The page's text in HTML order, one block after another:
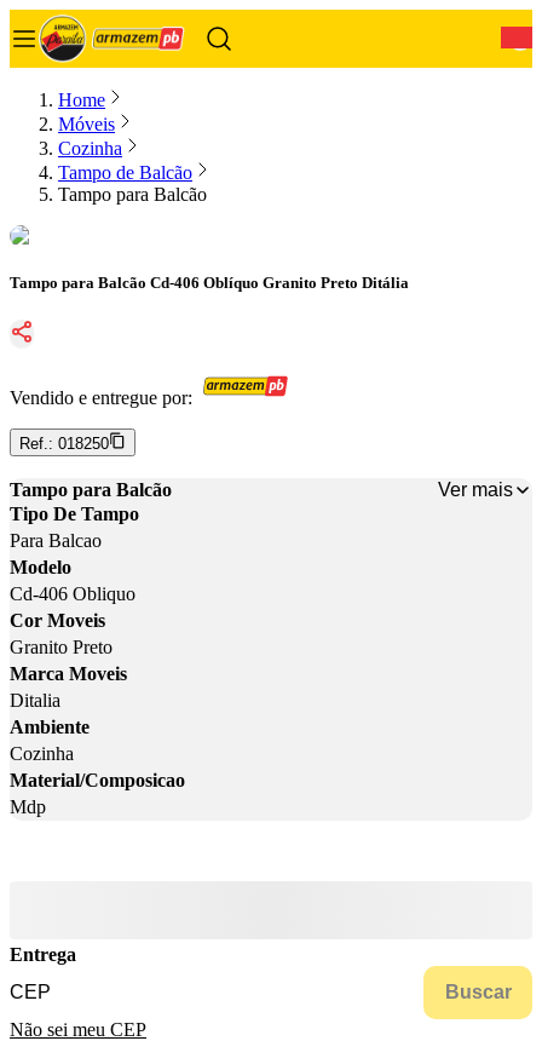
Home
Móveis
Cozinha
Tampo de Balcão
Tampo para Balcão
Tampo para Balcão Cd-406 Oblíquo Granito Preto Ditália
Vendido e entregue por:
Ref.: 018250
Tampo para Balcão
Ver mais
Tipo De Tampo
Para Balcao
Modelo
Cd-406 Obliquo
Cor Moveis
Granito Preto
Marca Moveis
Ditalia
Ambiente
Cozinha
Material/Composicao
Mdp
Entrega
Buscar
Não sei meu CEP